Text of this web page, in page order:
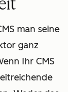
man seine
ganz
Ihr CMS